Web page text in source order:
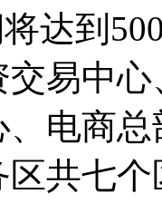
达到
易中
电商
共七